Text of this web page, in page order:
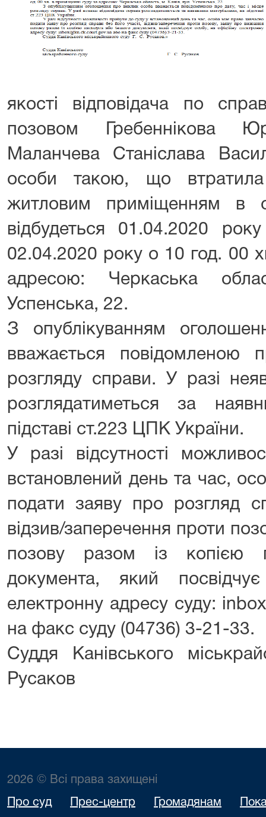
якості відповідача по
позовом Гребеннікова
Маланчева Станіслава
особи такою, що втратила
житловим приміщенням в
відбудеться 01.04.2020
02.04.2020 року о 10 год. 00
адресою: Черкаська
Успенська, 22.
З опублікуванням
вважається повідомленою
розгляду справи. У разі
розглядатиметься за
підставі ст.223 ЦПК України.
У разі відсутності
встановлений день та час,
подати заяву про розгляд
відзив/заперечення проти
позову разом із копією
документа, який
електронну адресу суду:
на факс суду (04736) 3-21-33.
Суддя Канівського
Русаков
2026 © Всі права захищені
Про суд Прес-центр Громадянам